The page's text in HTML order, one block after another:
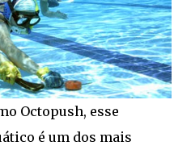
Octopush, esse
é um dos mais